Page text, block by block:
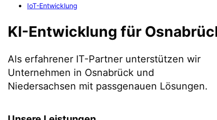
IoT-Entwicklung
KI-Entwicklung für
Als erfahrener IT-Partner unterstützen wir
Unternehmen in Osnabrück und
Niedersachsen mit passgenauen Lösungen.